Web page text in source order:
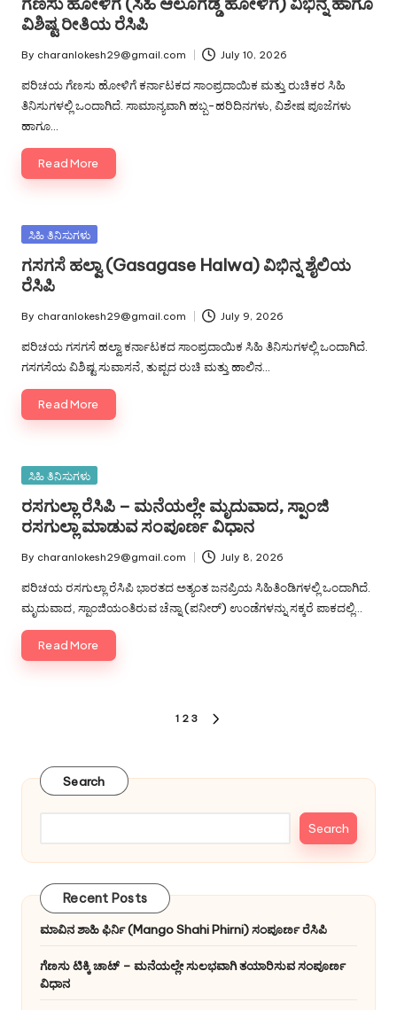
ವಿಶಿಷ್ಟ ರೀತಿಯ ರೆಸಿಪಿ
Posted
by
By charanlokesh29@gmail.com July 10, 2026
ಪರಿಚಯ ಗೆಣಸು ಹೋಳಿಗೆ ಕರ್ನಾಟಕದ ಸಾಂಪ್ರದಾಯಿಕ ಮತ್ತು ರುಚಿಕರ ಸಿಹಿ
ತಿನಿಸುಗಳಲ್ಲಿ ಒಂದಾಗಿದೆ. ಸಾಮಾನ್ಯವಾಗಿ ಹಬ್ಬ-ಹರಿದಿನಗಳು, ವಿಶೇಷ ಪೂಜೆಗಳು
ಹಾಗೂ…
Read More
Posted
ಸಿಹಿ ತಿನಿಸುಗಳು
ಗಸಗಸೆ ಹಲ್ವಾ (Gasagase Halwa) ವಿಭಿನ್ನ ಶೈಲಿಯ
ರೆಸಿಪಿ
Posted
by
By charanlokesh29@gmail.com July 9, 2026
ಪರಿಚಯ ಗಸಗಸೆ ಹಲ್ವಾ ಕರ್ನಾಟಕದ ಸಾಂಪ್ರದಾಯಿಕ ಸಿಹಿ ತಿನಿಸುಗಳಲ್ಲಿ ಒಂದಾಗಿದೆ.
ಗಸಗಸೆಯ ವಿಶಿಷ್ಟ ಸುವಾಸನೆ, ತುಪ್ಪದ ರುಚಿ ಮತ್ತು ಹಾಲಿನ…
Read More
Posted
ಸಿಹಿ ತಿನಿಸುಗಳು
ರಸಗುಲ್ಲಾ ರೆಸಿಪಿ – ಮನೆಯಲ್ಲೇ ಮೃದುವಾದ, ಸ್ಪಾಂಜಿ
ರಸಗುಲ್ಲಾ ಮಾಡುವ ಸಂಪೂರ್ಣ ವಿಧಾನ
Posted
by
By charanlokesh29@gmail.com July 8, 2026
ಪರಿಚಯ ರಸಗುಲ್ಲಾ ರೆಸಿಪಿ ಭಾರತದ ಅತ್ಯಂತ ಜನಪ್ರಿಯ ಸಿಹಿತಿಂಡಿಗಳಲ್ಲಿ ಒಂದಾಗಿದೆ.
ಮೃದುವಾದ, ಸ್ಪಾಂಜಿಯಂತಿರುವ ಚೆನ್ನಾ (ಪನೀರ್) ಉಂಡೆಗಳನ್ನು ಸಕ್ಕರೆ ಪಾಕದಲ್ಲಿ…
Read More
1 2 3
Search
Search
Recent Posts
ಮಾವಿನ ಶಾಹಿ ಫಿರ್ನಿ (Mango Shahi Phirni) ಸಂಪೂರ್ಣ ರೆಸಿಪಿ
ಗೆಣಸು ಟಿಕ್ಕಿ ಚಾಟ್ – ಮನೆಯಲ್ಲೇ ಸುಲಭವಾಗಿ ತಯಾರಿಸುವ ಸಂಪೂರ್ಣ
ವಿಧಾನ